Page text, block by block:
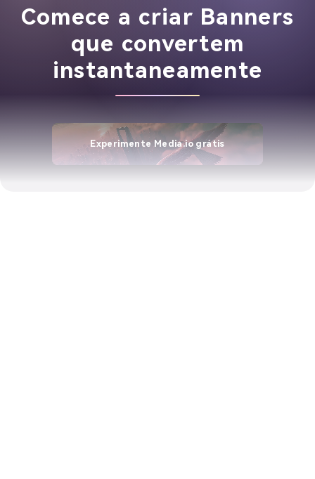
Comece a criar Banners
que convertem
instantaneamente
Experimente Media.io grátis